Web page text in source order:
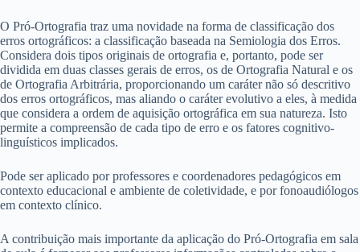
O Pró-Ortografia traz uma novidade na forma de classificação dos
erros ortográficos: a classificação baseada na Semiologia dos Erros.
Considera dois tipos originais de ortografia e, portanto, pode ser
dividida em duas classes gerais de erros, os de Ortografia Natural e os
de Ortografia Arbitrária, proporcionando um caráter não só descritivo
dos erros ortográficos, mas aliando o caráter evolutivo a eles, à medida
que considera a ordem de aquisição ortográfica em sua natureza. Isto
permite a compreensão de cada tipo de erro e os fatores cognitivo-
linguísticos implicados.
Pode ser aplicado por professores e coordenadores pedagógicos em
contexto educacional e ambiente de coletividade, e por fonoaudiólogos
em contexto clínico.
A contribuição mais importante da aplicação do Pró-Ortografia em sala